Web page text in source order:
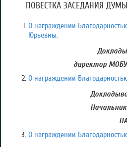
ПОВЕСТКА ЗАСЕДАНИЯ ДУМЫ
О награждении
Юрьевны.
директор МОБУ
О награждении
О награждении